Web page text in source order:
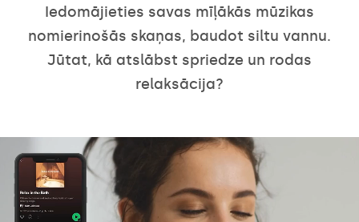
Iedomājieties savas mīļākās mūzikas
nomierinošās skaņas, baudot siltu vannu.
Jūtat, kā atslābst spriedze un rodas
relaksācija?